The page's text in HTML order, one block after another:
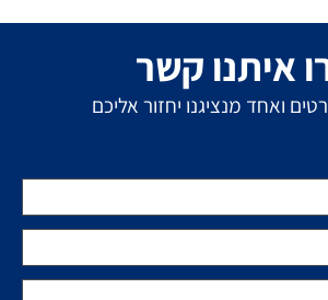
איתנו קשר
ואחד מנציגנו יחזור אליכם